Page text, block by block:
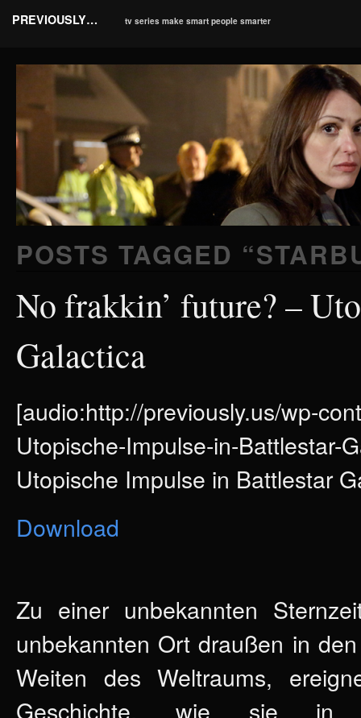
PREVIOUSLY… tv series make smart people smarter
POSTS TAGGED “
No frakkin’ future? –
Galactica
[audio:http://previously.us/wp-
Utopische-Impulse-in-
Utopische Impulse in Battlestar
Download
Zu einer unbekannten
unbekannten Ort draußen in
Weiten des Weltraums,
Geschichte, wie sie in